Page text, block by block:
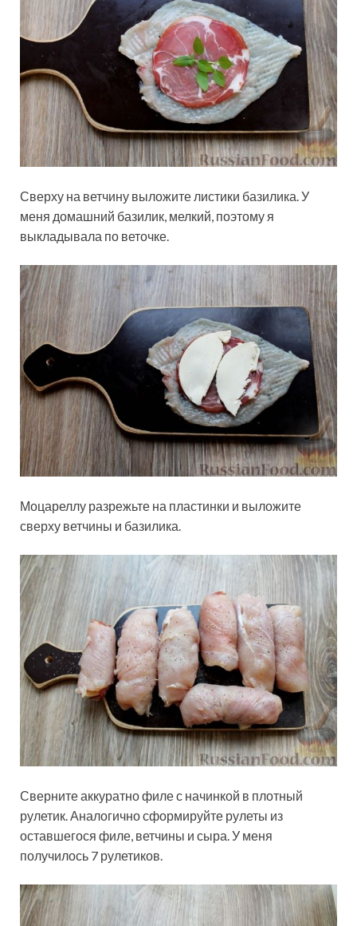
Сверху на ветчину выложите листики базилика. У
меня домашний базилик, мелкий, поэтому я
выкладывала по веточке.
Моцареллу разрежьте на пластинки и выложите
сверху ветчины и базилика.
Сверните аккуратно филе с начинкой в плотный
рулетик. Аналогично сформируйте рулеты из
оставшегося филе, ветчины и сыра. У меня
получилось 7 рулетиков.